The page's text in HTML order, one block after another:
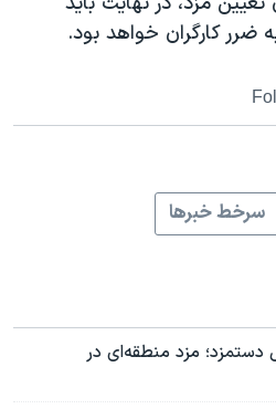
ضرر کارگران خواهد بود.
سرخط خبرها
دستمزد؛ مزد منطقه‌ای در